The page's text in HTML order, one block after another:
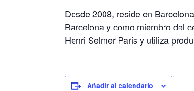
Desde 2008, reside en
Barcelona y como miembro del
Henri Selmer Paris y utiliza
Añadir al calendario